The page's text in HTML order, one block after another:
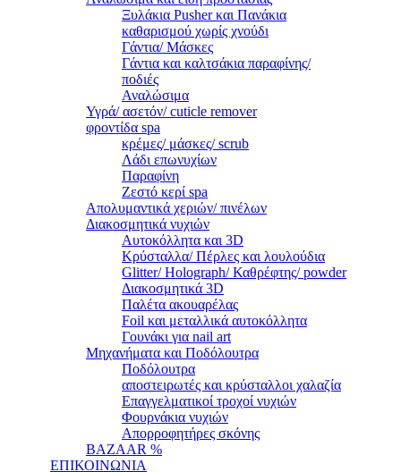
Ξυλάκια Pusher και Πανάκια
καθαρισμού χωρίς χνούδι
Γάντια/ Μάσκες
Γάντια και καλτσάκια παραφίνης/
ποδιές
Αναλώσιμα
Υγρά/ ασετόν/ cuticle remover
φροντίδα spa
κρέμες/ μάσκες/ scrub
Λάδι επωνυχίων
Παραφίνη
Ζεστό κερί spa
Απολυμαντικά χεριών/ πινέλων
Διακοσμητικά νυχιών
Αυτοκόλλητα και 3D
Κρύσταλλα/ Πέρλες και λουλούδια
Glitter/ Holograph/ Καθρέφτης/ powder
Διακοσμητικά 3D
Παλέτα ακουαρέλας
Foil και μεταλλικά αυτοκόλλητα
Γουνάκι για nail art
Μηχανήματα και Ποδόλουτρα
Ποδόλουτρα
αποστειρωτές και κρύσταλλοι χαλαζία
Επαγγελματικοί τροχοί νυχιών
Φουρνάκια νυχιών
Απορροφητήρες σκόνης
BAZAAR %
ΕΠΙΚΟΙΝΩΝΙΑ